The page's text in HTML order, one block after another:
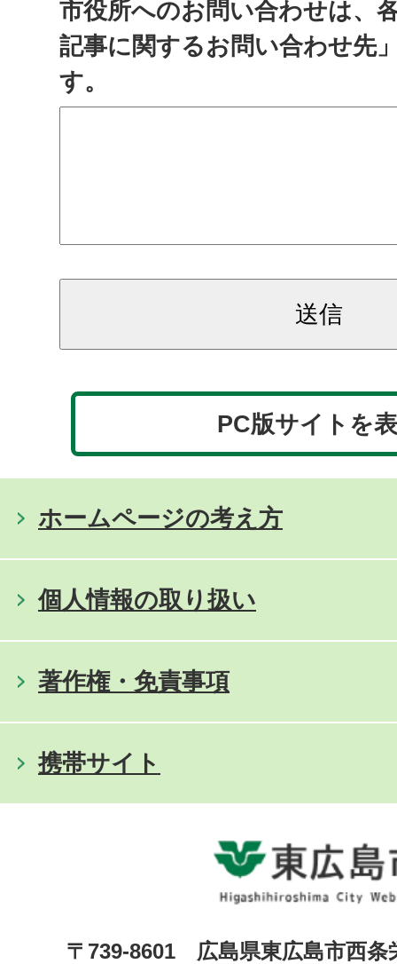
市役所へのお問い合わせは、
記事に関するお問い合わせ先
す。
PC版サイトを
ホームページの考え方
個人情報の取り扱い
著作権・免責事項
携帯サイト
〒739-8601 広島県東広島市西